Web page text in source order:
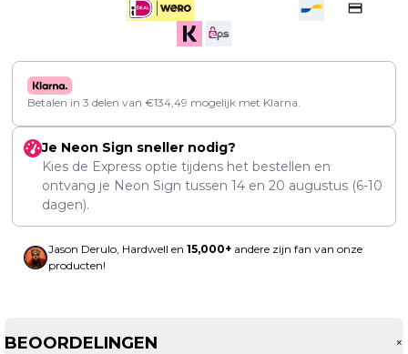
Betalen in 3 delen van €134,49 mogelijk met Klarna.
Je Neon Sign sneller nodig?
Kies de Express optie tijdens het bestellen en
ontvang je Neon Sign tussen 14 en 20 augustus (6-10
dagen).
Jason Derulo, Hardwell en 15,000+ andere zijn fan van onze
producten!
BEOORDELINGEN +